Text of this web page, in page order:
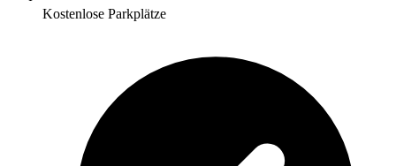
Kostenlose Parkplätze